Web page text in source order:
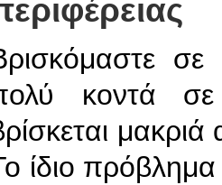
σε
κοντά σε
ίδιο πρόβλημα